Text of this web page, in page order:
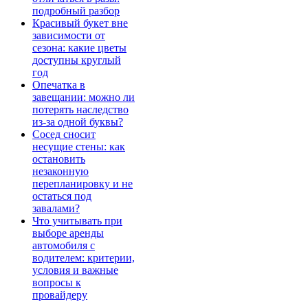
подробный разбор
Красивый букет вне
зависимости от
сезона: какие цветы
доступны круглый
год
Опечатка в
завещании: можно ли
потерять наследство
из-за одной буквы?
Сосед сносит
несущие стены: как
остановить
незаконную
перепланировку и не
остаться под
завалами?
Что учитывать при
выборе аренды
автомобиля с
водителем: критерии,
условия и важные
вопросы к
провайдеру